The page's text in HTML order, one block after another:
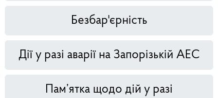
Безбар'єрність
Дії у разі аварії на Запорізькій АЕС
Пам’ятка щодо дій у разі